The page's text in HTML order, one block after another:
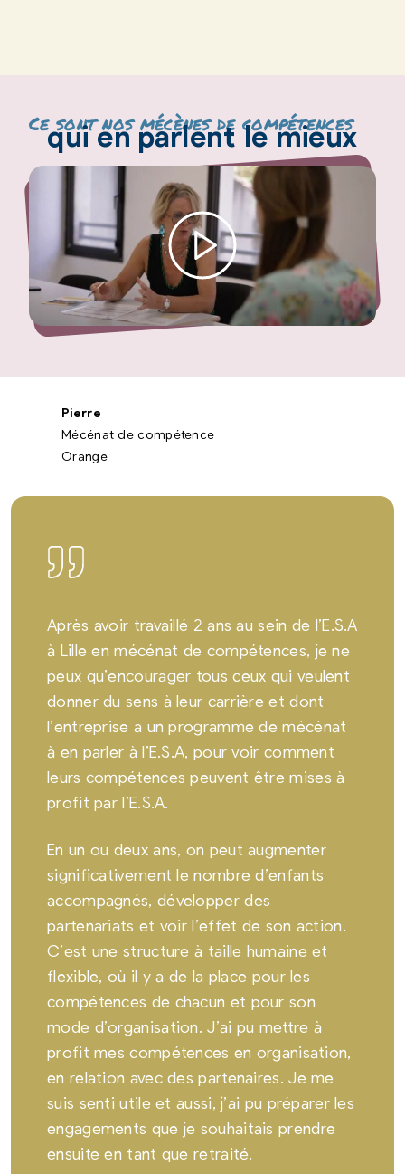
Ce sont nos mécènes de compétences
qui en parlent le mieux
Pierre
Mécénat de compétence
Orange
Après avoir travaillé 2 ans au sein de l’E.S.A
à Lille en mécénat de compétences, je ne
peux qu’encourager tous ceux qui veulent
donner du sens à leur carrière et dont
l’entreprise a un programme de mécénat
à en parler à l’E.S.A, pour voir comment
leurs compétences peuvent être mises à
profit par l’E.S.A.
En un ou deux ans, on peut augmenter
significativement le nombre d’enfants
accompagnés, développer des
partenariats et voir l’effet de son action.
C’est une structure à taille humaine et
flexible, où il y a de la place pour les
compétences de chacun et pour son
mode d’organisation. J’ai pu mettre à
profit mes compétences en organisation,
en relation avec des partenaires. Je me
suis senti utile et aussi, j’ai pu préparer les
engagements que je souhaitais prendre
ensuite en tant que retraité.